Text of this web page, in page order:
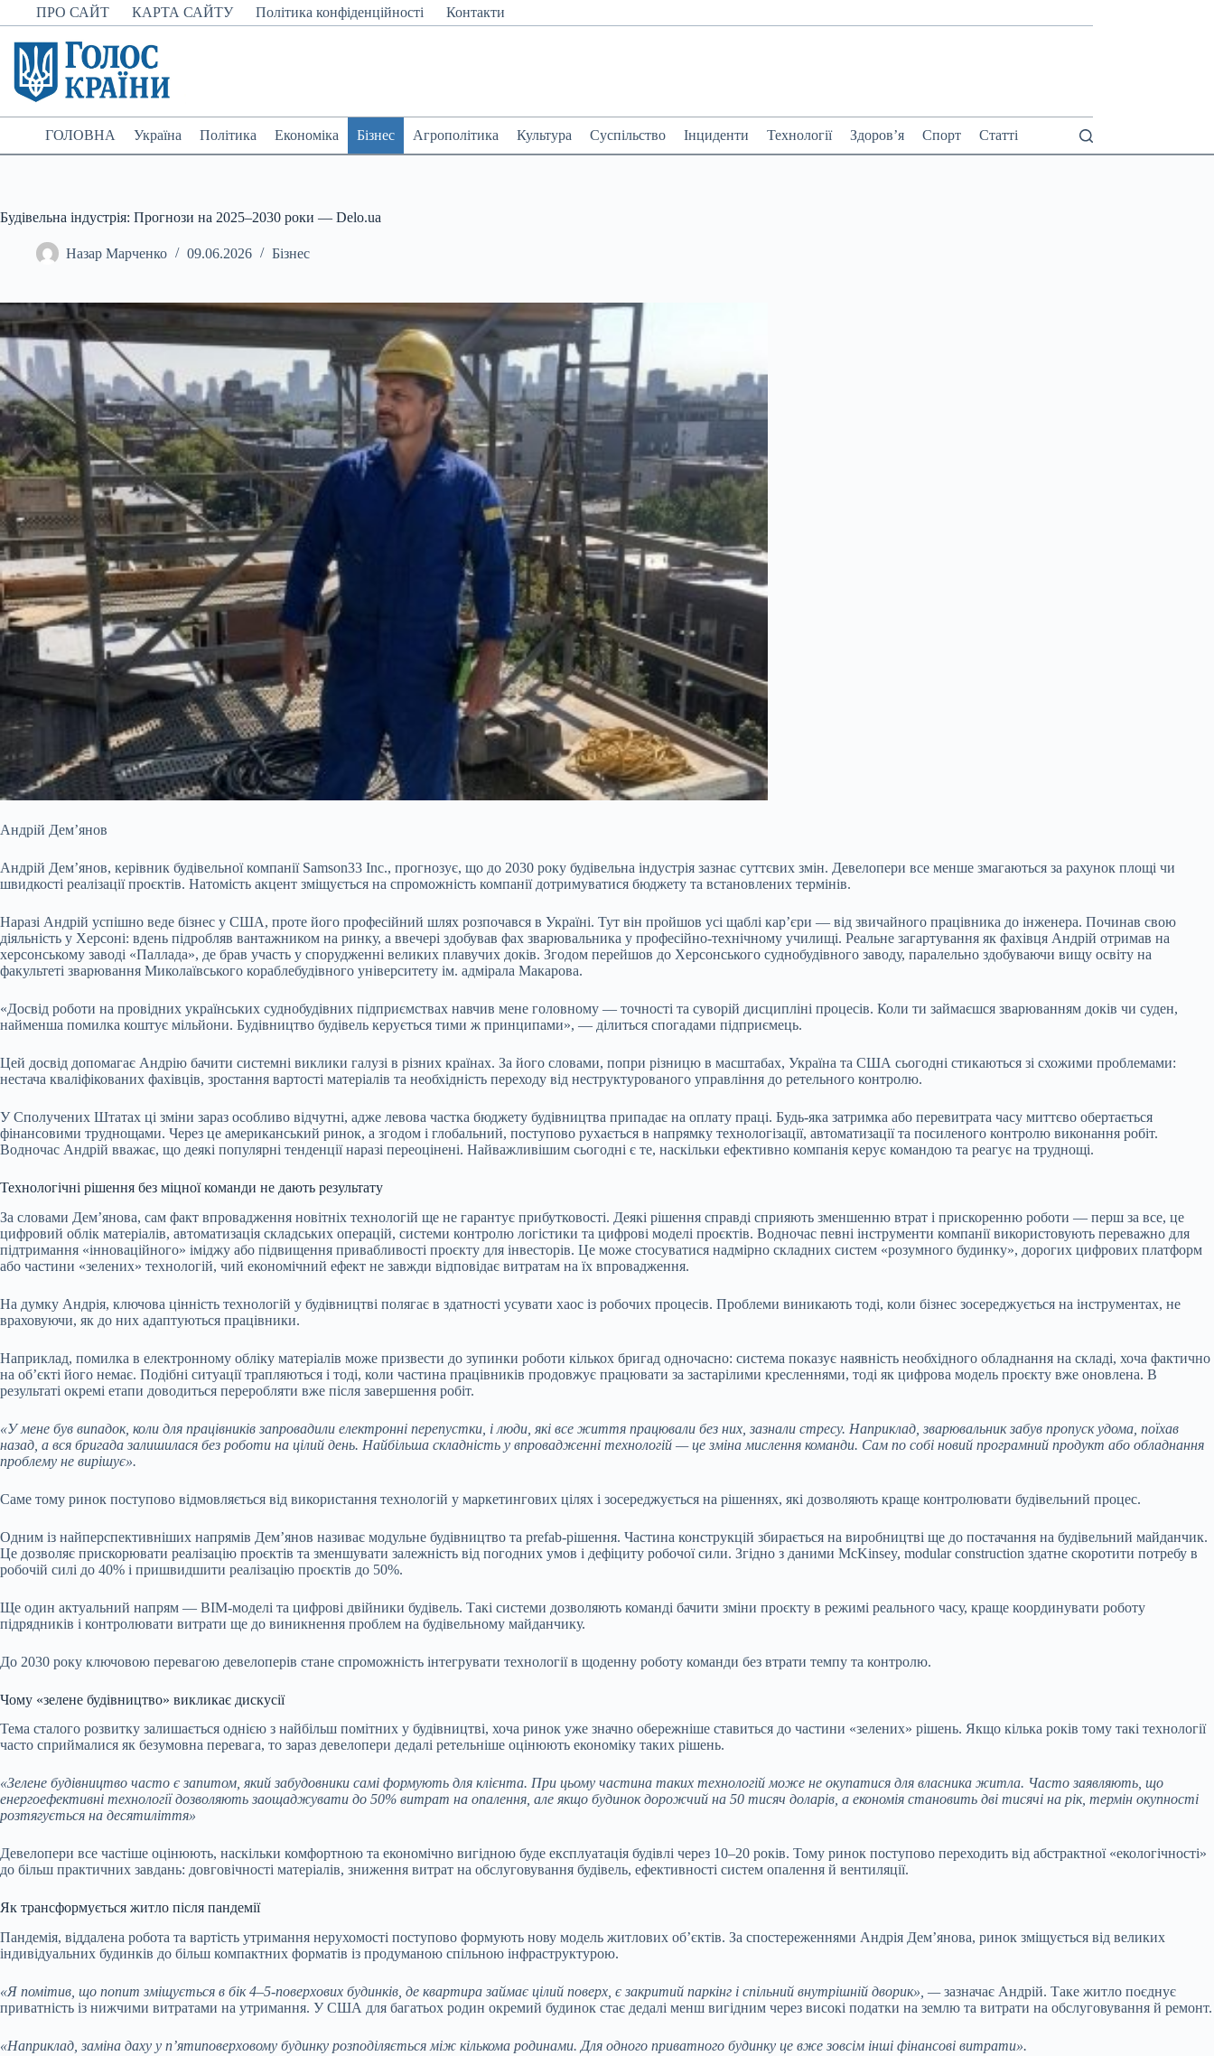
Перейти
до
вмісту
ПРО САЙТ КАРТА САЙТУ Політика конфіденційності Контакти
ГОЛОВНА Україна Політика Економіка Бізнес Агрополітика Культура Суспільство Інциденти Технології Здоров’я Спорт Статті
Будівельна індустрія: Прогнози на 2025–2030 роки — Delo.ua
Назар Марченко 09.06.2026 Бізнес
Андрій Демʼянов
Андрій Дем’янов, керівник будівельної компанії Samson33 Inc., прогнозує, що до 2030 року будівельна індустрія зазнає суттєвих змін. Девелопери все менше змагаються за рахунок площі чи
швидкості реалізації проєктів. Натомість акцент зміщується на спроможність компанії дотримуватися бюджету та встановлених термінів.
Наразі Андрій успішно веде бізнес у США, проте його професійний шлях розпочався в Україні. Тут він пройшов усі щаблі кар’єри — від звичайного працівника до інженера. Починав свою
діяльність у Херсоні: вдень підробляв вантажником на ринку, а ввечері здобував фах зварювальника у професійно-технічному училищі. Реальне загартування як фахівця Андрій отримав на
херсонському заводі «Паллада», де брав участь у спорудженні великих плавучих доків. Згодом перейшов до Херсонського суднобудівного заводу, паралельно здобуваючи вищу освіту на
факультеті зварювання Миколаївського кораблебудівного університету ім. адмірала Макарова.
«Досвід роботи на провідних українських суднобудівних підприємствах навчив мене головному — точності та суворій дисципліні процесів. Коли ти займаєшся зварюванням доків чи суден,
найменша помилка коштує мільйони. Будівництво будівель керується тими ж принципами», — ділиться спогадами підприємець.
Цей досвід допомагає Андрію бачити системні виклики галузі в різних країнах. За його словами, попри різницю в масштабах, Україна та США сьогодні стикаються зі схожими проблемами:
нестача кваліфікованих фахівців, зростання вартості матеріалів та необхідність переходу від неструктурованого управління до ретельного контролю.
У Сполучених Штатах ці зміни зараз особливо відчутні, адже левова частка бюджету будівництва припадає на оплату праці. Будь-яка затримка або перевитрата часу миттєво обертається
фінансовими труднощами. Через це американський ринок, а згодом і глобальний, поступово рухається в напрямку технологізації, автоматизації та посиленого контролю виконання робіт.
Водночас Андрій вважає, що деякі популярні тенденції наразі переоцінені. Найважливішим сьогодні є те, наскільки ефективно компанія керує командою та реагує на труднощі.
Технологічні рішення без міцної команди не дають результату
За словами Дем’янова, сам факт впровадження новітніх технологій ще не гарантує прибутковості. Деякі рішення справді сприяють зменшенню втрат і прискоренню роботи — перш за все, це
цифровий облік матеріалів, автоматизація складських операцій, системи контролю логістики та цифрові моделі проєктів. Водночас певні інструменти компанії використовують переважно для
підтримання «інноваційного» іміджу або підвищення привабливості проєкту для інвесторів. Це може стосуватися надмірно складних систем «розумного будинку», дорогих цифрових платформ
або частини «зелених» технологій, чий економічний ефект не завжди відповідає витратам на їх впровадження.
На думку Андрія, ключова цінність технологій у будівництві полягає в здатності усувати хаос із робочих процесів. Проблеми виникають тоді, коли бізнес зосереджується на інструментах, не
враховуючи, як до них адаптуються працівники.
Наприклад, помилка в електронному обліку матеріалів може призвести до зупинки роботи кількох бригад одночасно: система показує наявність необхідного обладнання на складі, хоча фактично
на об’єкті його немає. Подібні ситуації трапляються і тоді, коли частина працівників продовжує працювати за застарілими кресленнями, тоді як цифрова модель проєкту вже оновлена. В
результаті окремі етапи доводиться переробляти вже після завершення робіт.
«У мене був випадок, коли для працівників запровадили електронні перепустки, і люди, які все життя працювали без них, зазнали стресу. Наприклад, зварювальник забув пропуск удома, поїхав
назад, а вся бригада залишилася без роботи на цілий день. Найбільша складність у впровадженні технологій — це зміна мислення команди. Сам по собі новий програмний продукт або обладнання
проблему не вирішує».
Саме тому ринок поступово відмовляється від використання технологій у маркетингових цілях і зосереджується на рішеннях, які дозволяють краще контролювати будівельний процес.
Одним із найперспективніших напрямів Дем’янов називає модульне будівництво та prefab-рішення. Частина конструкцій збирається на виробництві ще до постачання на будівельний майданчик.
Це дозволяє прискорювати реалізацію проєктів та зменшувати залежність від погодних умов і дефіциту робочої сили. Згідно з даними McKinsey, modular construction здатне скоротити потребу в
робочій силі до 40% і пришвидшити реалізацію проєктів до 50%.
Ще один актуальний напрям — BIM-моделі та цифрові двійники будівель. Такі системи дозволяють команді бачити зміни проєкту в режимі реального часу, краще координувати роботу
підрядників і контролювати витрати ще до виникнення проблем на будівельному майданчику.
До 2030 року ключовою перевагою девелоперів стане спроможність інтегрувати технології в щоденну роботу команди без втрати темпу та контролю.
Чому «зелене будівництво» викликає дискусії
Тема сталого розвитку залишається однією з найбільш помітних у будівництві, хоча ринок уже значно обережніше ставиться до частини «зелених» рішень. Якщо кілька років тому такі технології
часто сприймалися як безумовна перевага, то зараз девелопери дедалі ретельніше оцінюють економіку таких рішень.
«Зелене будівництво часто є запитом, який забудовники самі формують для клієнта. При цьому частина таких технологій може не окупатися для власника житла. Часто заявляють, що
енергоефективні технології дозволяють заощаджувати до 50% витрат на опалення, але якщо будинок дорожчий на 50 тисяч доларів, а економія становить дві тисячі на рік, термін окупності
розтягується на десятиліття»
Девелопери все частіше оцінюють, наскільки комфортною та економічно вигідною буде експлуатація будівлі через 10–20 років. Тому ринок поступово переходить від абстрактної «екологічності»
до більш практичних завдань: довговічності матеріалів, зниження витрат на обслуговування будівель, ефективності систем опалення й вентиляції.
Як трансформується житло після пандемії
Пандемія, віддалена робота та вартість утримання нерухомості поступово формують нову модель житлових об’єктів. За спостереженнями Андрія Дем’янова, ринок зміщується від великих
індивідуальних будинків до більш компактних форматів із продуманою спільною інфраструктурою.
«Я помітив, що попит зміщується в бік 4–5-поверхових будинків, де квартира займає цілий поверх, є закритий паркінг і спільний внутрішній дворик», —зазначає Андрій. Таке житло поєднує
приватність із нижчими витратами на утримання. У США для багатьох родин окремий будинок стає дедалі менш вигідним через високі податки на землю та витрати на обслуговування й ремонт.
«Наприклад, заміна даху у п’ятиповерховому будинку розподіляється між кількома родинами. Для одного приватного будинку це вже зовсім інші фінансові витрати».